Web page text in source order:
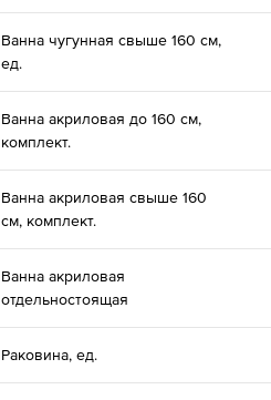
Ванна чугунная свыше 160 см,
ед.
Ванна акриловая до 160 см,
комплект.
Ванна акриловая свыше 160
см, комплект.
Ванна акриловая
отдельностоящая
Раковина, ед.